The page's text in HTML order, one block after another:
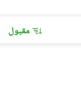
مقبول